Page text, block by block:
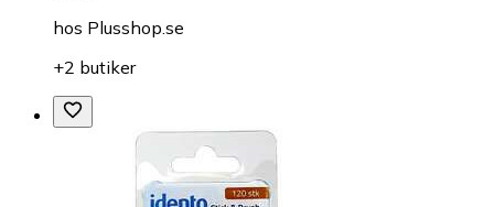
hos Plusshop.se
+2 butiker